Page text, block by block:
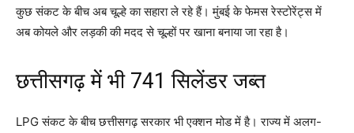
कुछ संकट के बीच अब चूल्हे का सहारा ले रहे हैं। मुंबई के फेमस रेस्टोरेंट्स में
अब कोयले और लड़की की मदद से चूल्हों पर खाना बनाया जा रहा है।
छत्तीसगढ़ में भी 741 सिलेंडर जब्त
LPG संकट के बीच छत्तीसगढ़ सरकार भी एक्शन मोड में है। राज्य में अलग-